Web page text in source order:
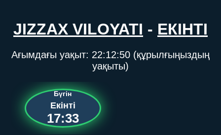
JIZZAX VILOYATI - ЕКІНТІ
Ағымдағы уақыт: 22:12:50 (құрылғыңыздың
уақыты)
Бүгін
Екінті
17:33